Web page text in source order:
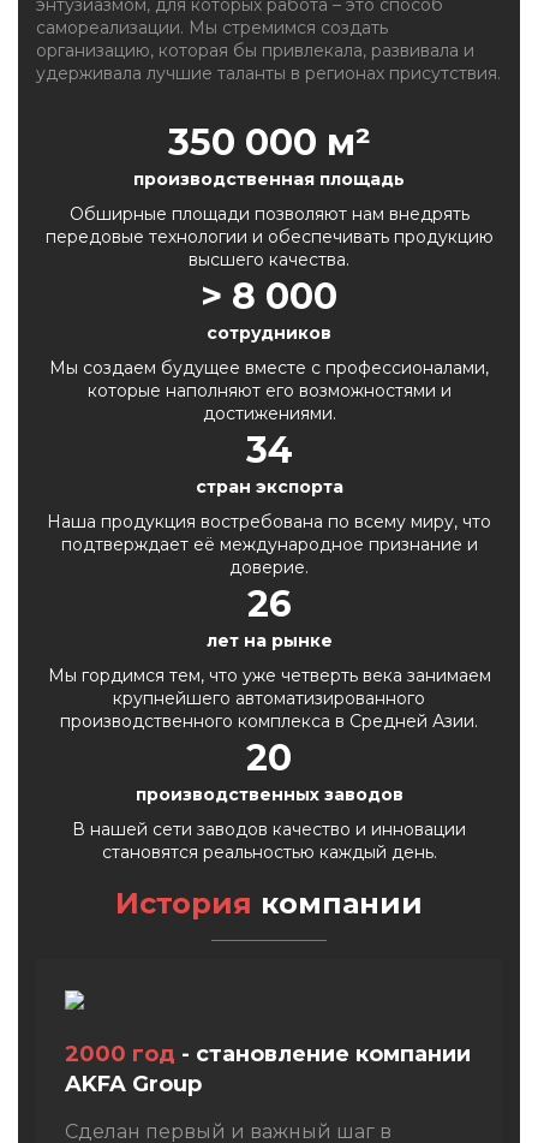
энтузиазмом, для которых работа – это способ
самореализации. Мы стремимся создать
организацию, которая бы привлекала, развивала и
удерживала лучшие таланты в регионах присутствия.
350 000 м²
производственная площадь
Обширные площади позволяют нам внедрять
передовые технологии и обеспечивать продукцию
высшего качества.
> 8 000
сотрудников
Мы создаем будущее вместе с профессионалами,
которые наполняют его возможностями и
достижениями.
34
стран экспорта
Наша продукция востребована по всему миру, что
подтверждает её международное признание и
доверие.
26
лет на рынке
Мы гордимся тем, что уже четверть века занимаем
крупнейшего автоматизированного
производственного комплекса в Средней Азии.
20
производственных заводов
В нашей сети заводов качество и инновации
становятся реальностью каждый день.
История компании
2000 год - становление компании
AKFA Group
Сделан первый и важный шаг в